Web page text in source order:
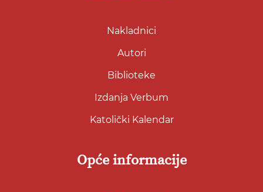
Nakladnici
Autori
Biblioteke
Izdanja Verbum
Katolički Kalendar
Opće informacije